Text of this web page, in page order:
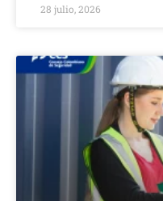
28 julio, 2026